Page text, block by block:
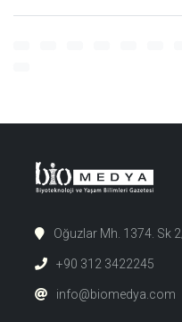
Oğuzlar Mh. 1374. Sk
+90 312 3422245
info@biomedya.com